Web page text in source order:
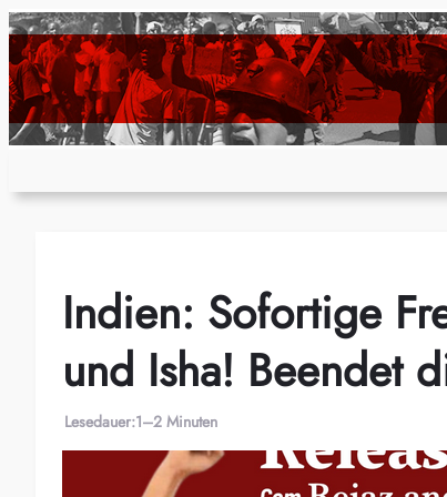
Zum
Inhalt
springen
Indien: Sofortige
und Isha! Beendet
Lesedauer:1–2 Minuten